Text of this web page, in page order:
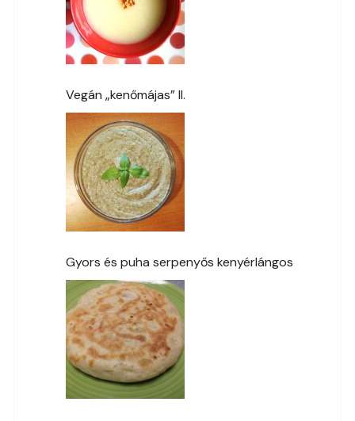
Vegán „kenőmájas” II.
Gyors és puha serpenyős kenyérlángos